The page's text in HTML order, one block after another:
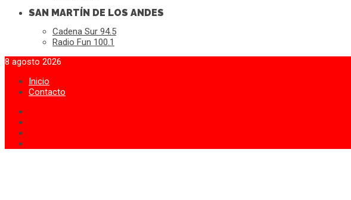
SAN MARTÍN DE LOS ANDES
Cadena Sur 94.5
Radio Fun 100.1
8 agosto 2026
Inicio
Contacto